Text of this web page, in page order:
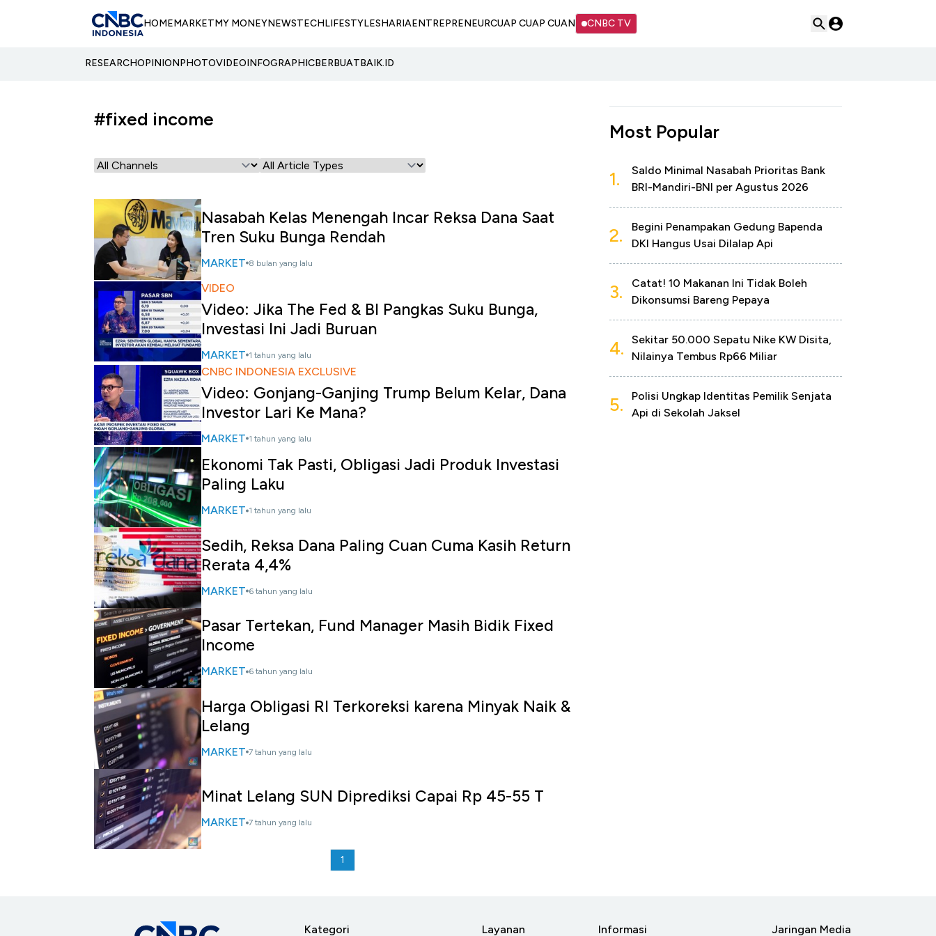
HOMEMARKETMY MONEYNEWSTECHLIFESTYLESHARIAENTREPRENEURCUAP CUAP CUAN CNBC TV
RESEARCHOPINIONPHOTOVIDEOINFOGRAPHICBERBUATBAIK.ID
#fixed income
Nasabah Kelas Menengah Incar Reksa Dana Saat
Tren Suku Bunga Rendah
MARKET 8 bulan yang lalu
VIDEO
Video: Jika The Fed & BI Pangkas Suku Bunga,
Investasi Ini Jadi Buruan
MARKET 1 tahun yang lalu
CNBC INDONESIA EXCLUSIVE
Video: Gonjang-Ganjing Trump Belum Kelar, Dana
Investor Lari Ke Mana?
MARKET 1 tahun yang lalu
Ekonomi Tak Pasti, Obligasi Jadi Produk Investasi
Paling Laku
MARKET 1 tahun yang lalu
Sedih, Reksa Dana Paling Cuan Cuma Kasih Return
Rerata 4,4%
MARKET 6 tahun yang lalu
Pasar Tertekan, Fund Manager Masih Bidik Fixed
Income
MARKET 6 tahun yang lalu
Harga Obligasi RI Terkoreksi karena Minyak Naik &
Lelang
MARKET 7 tahun yang lalu
Minat Lelang SUN Diprediksi Capai Rp 45-55 T
MARKET 7 tahun yang lalu
1
Most Popular
1.
Saldo Minimal Nasabah Prioritas Bank
BRI-Mandiri-BNI per Agustus 2026
2.
Begini Penampakan Gedung Bapenda
DKI Hangus Usai Dilalap Api
3.
Catat! 10 Makanan Ini Tidak Boleh
Dikonsumsi Bareng Pepaya
4.
Sekitar 50.000 Sepatu Nike KW Disita,
Nilainya Tembus Rp66 Miliar
5.
Polisi Ungkap Identitas Pemilik Senjata
Api di Sekolah Jaksel
Kategori Layanan Informasi Jaringan Media